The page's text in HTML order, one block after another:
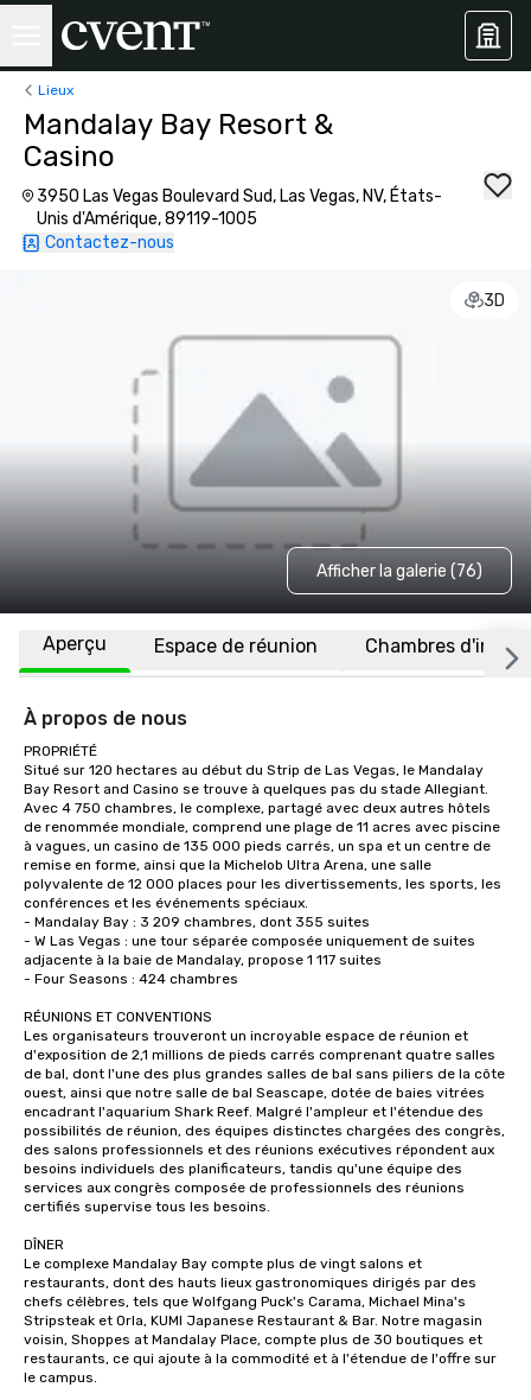
Lieux
Mandalay Bay Resort &
Casino
3950 Las Vegas Boulevard Sud, Las Vegas, NV, États-
Unis d'Amérique, 89119-1005
Contactez-nous
3D
Afficher la galerie (76)
Aperçu Espace de réunion Chambres
À propos de nous
PROPRIÉTÉ
Situé sur 120 hectares au début du Strip de Las Vegas, le Mandalay
Bay Resort and Casino se trouve à quelques pas du stade Allegiant.
Avec 4 750 chambres, le complexe, partagé avec deux autres hôtels
de renommée mondiale, comprend une plage de 11 acres avec piscine
à vagues, un casino de 135 000 pieds carrés, un spa et un centre de
remise en forme, ainsi que la Michelob Ultra Arena, une salle
polyvalente de 12 000 places pour les divertissements, les sports, les
conférences et les événements spéciaux.
- Mandalay Bay : 3 209 chambres, dont 355 suites
- W Las Vegas : une tour séparée composée uniquement de suites
adjacente à la baie de Mandalay, propose 1 117 suites
- Four Seasons : 424 chambres
RÉUNIONS ET CONVENTIONS
Les organisateurs trouveront un incroyable espace de réunion et
d'exposition de 2,1 millions de pieds carrés comprenant quatre salles
de bal, dont l'une des plus grandes salles de bal sans piliers de la côte
ouest, ainsi que notre salle de bal Seascape, dotée de baies vitrées
encadrant l'aquarium Shark Reef. Malgré l'ampleur et l'étendue des
possibilités de réunion, des équipes distinctes chargées des congrès,
des salons professionnels et des réunions exécutives répondent aux
besoins individuels des planificateurs, tandis qu'une équipe des
services aux congrès composée de professionnels des réunions
certifiés supervise tous les besoins.
DÎNER
Le complexe Mandalay Bay compte plus de vingt salons et
restaurants, dont des hauts lieux gastronomiques dirigés par des
chefs célèbres, tels que Wolfgang Puck's Carama, Michael Mina's
Stripsteak et Orla, KUMI Japanese Restaurant & Bar. Notre magasin
voisin, Shoppes at Mandalay Place, compte plus de 30 boutiques et
restaurants, ce qui ajoute à la commodité et à l'étendue de l'offre sur
le campus.